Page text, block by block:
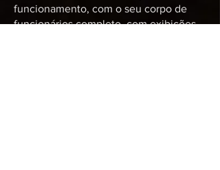
funcionamento, com o seu corpo de
funcionários completo, com exibições